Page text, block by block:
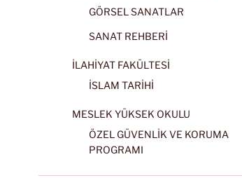
GÖRSEL SANATLAR
SANAT REHBERİ
İLAHİYAT FAKÜLTESİ
İSLAM TARİHİ
MESLEK YÜKSEK OKULU
ÖZEL GÜVENLİK VE KORUMA
PROGRAMI